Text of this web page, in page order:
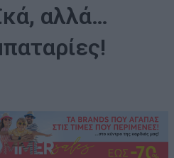
αλλά…